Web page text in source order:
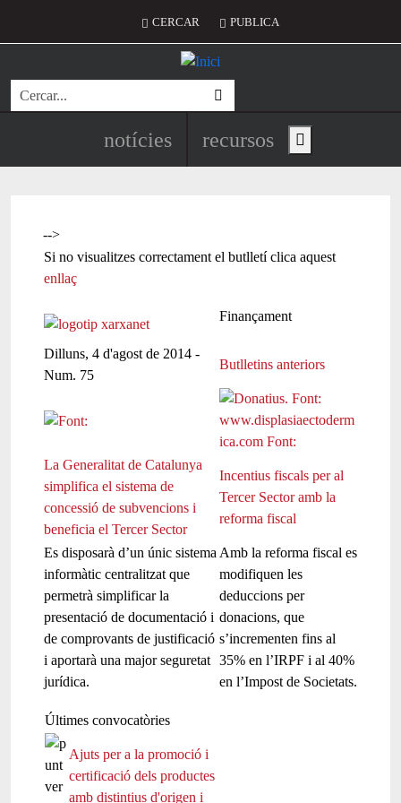
Menú del compte d'usuari
CERCAR PUBLICA
Cerca
Navegació principal de
notícies recursos Show main menu
-->
Si no visualitzes correctament el butlletí clica aquest
enllaç
Finançament
Dilluns, 4 d'agost de 2014 -
Num. 75
Butlletins anteriors
La Generalitat de Catalunya
simplifica el sistema de
concessió de subvencions i
beneficia el Tercer Sector
Incentius fiscals per al
Tercer Sector amb la
reforma fiscal
Es disposarà d’un únic sistema
informàtic centralitzat que
permetrà simplificar la
presentació de documentació i
de comprovants de justificació
i aportarà una major seguretat
jurídica.
Amb la reforma fiscal es
modifiquen les
deduccions per
donacions, que
s’incrementen fins al
35% en l’IRPF i al 40%
en l’Impost de Societats.
Últimes convocatòries
Ajuts per a la promoció i
certificació dels productes
amb distintius d'origen i